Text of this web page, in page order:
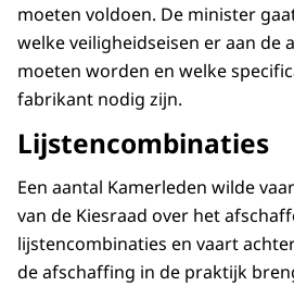
moeten voldoen. De minister
welke veiligheidseisen er aan de
moeten worden en welke
fabrikant nodig zijn.
Lijstencombinaties
Een aantal Kamerleden wilde
van de Kiesraad over het
lijstencombinaties en vaart
de afschaffing in de praktijk